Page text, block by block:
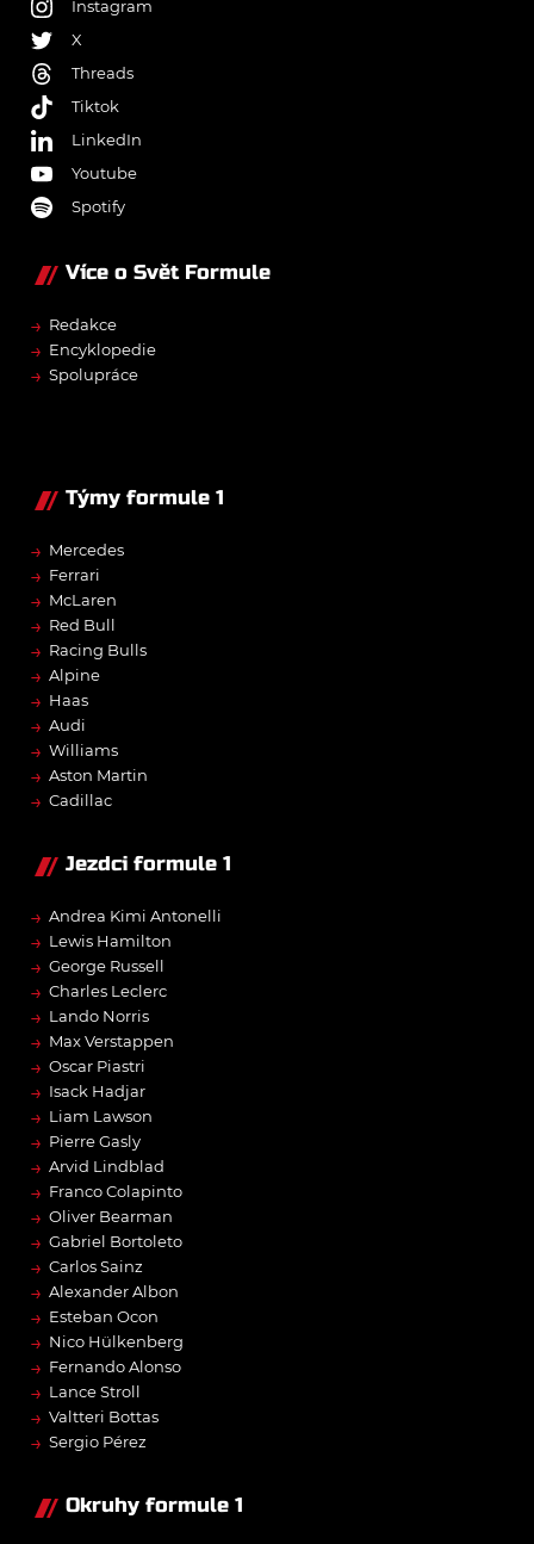
Instagram
X
Threads
Tiktok
LinkedIn
Youtube
Spotify
Více o Svět Formule
→ Redakce
→ Encyklopedie
→ Spolupráce
Týmy formule 1
→ Mercedes
→ Ferrari
→ McLaren
→ Red Bull
→ Racing Bulls
→ Alpine
→ Haas
→ Audi
→ Williams
→ Aston Martin
→ Cadillac
Jezdci formule 1
→ Andrea Kimi Antonelli
→ Lewis Hamilton
→ George Russell
→ Charles Leclerc
→ Lando Norris
→ Max Verstappen
→ Oscar Piastri
→ Isack Hadjar
→ Liam Lawson
→ Pierre Gasly
→ Arvid Lindblad
→ Franco Colapinto
→ Oliver Bearman
→ Gabriel Bortoleto
→ Carlos Sainz
→ Alexander Albon
→ Esteban Ocon
→ Nico Hülkenberg
→ Fernando Alonso
→ Lance Stroll
→ Valtteri Bottas
→ Sergio Pérez
Okruhy formule 1